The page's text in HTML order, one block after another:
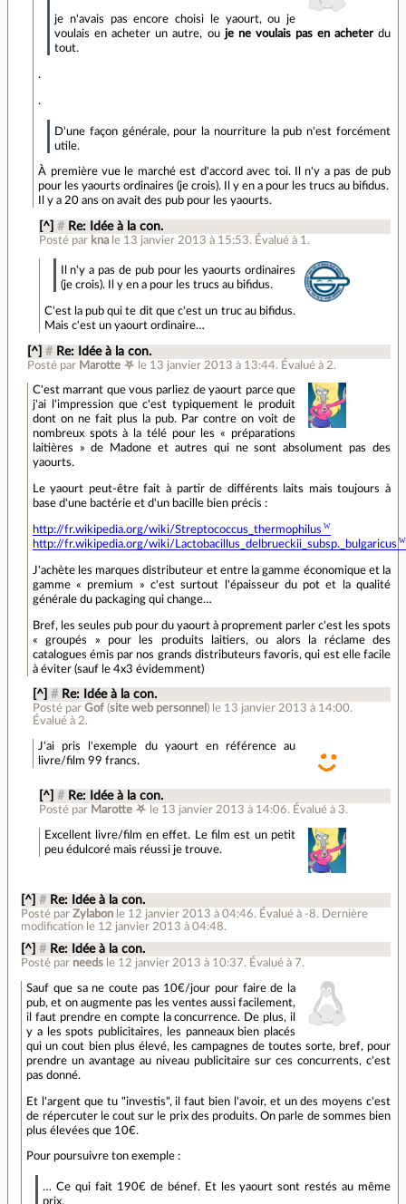
je n'avais pas encore choisi le yaourt, ou je
voulais en acheter un autre, ou je ne voulais pas en acheterdu
tout.
.
.
D'une façon générale, pour la nourriture la pub n'est forcément
utile.
À première vue le marché est d'accord avec toi. Il n'y a pas de pub
pour les yaourts ordinaires (je crois). Il y en a pour les trucs au bifidus.
Il y a 20 ans on avait des pub pour les yaourts.
[^] # Re: Idée à la con.
Posté par kna le 13 janvier 2013 à 15:53. Évalué à 1 .
Il n'y a pas de pub pour les yaourts ordinaires
(je crois). Il y en a pour les trucs au bifidus.
C'est la pub qui te dit que c'est un truc au bifidus.
Mais c'est un yaourt ordinaire…
[^] # Re: Idée à la con.
Posté par Marotte ⛧ le 13 janvier 2013 à 13:44. Évalué à 2.
C'est marrant que vous parliez de yaourt parce que
j'ai l'impression que c'est typiquement le produit
dont on ne fait plus la pub. Par contre on voit de
nombreux spots à la télé pour les « préparations
laitières » de Madone et autres qui ne sont absolument pas des
yaourts.
Le yaourt peut-être fait à partir de différents laits mais toujours à
base d'une bactérie et d'un bacille bien précis :
http://fr.wikipedia.org/wiki/Streptococcus_thermophilus
http://fr.wikipedia.org/wiki/Lactobacillus_delbrueckii_subsp._bulgaricus
J'achète les marques distributeur et entre la gamme économique et la
gamme « premium » c'est surtout l'épaisseur du pot et la qualité
générale du packaging qui change…
Bref, les seules pub pour du yaourt à proprement parler c'est les spots
« groupés » pour les produits laitiers, ou alors la réclame des
catalogues émis par nos grands distributeurs favoris, qui est elle facile
à éviter (sauf le 4x3 évidemment)
[^] # Re: Idée à la con.
Posté parGof (site web personnel ) le 13 janvier 2013 à 14:00.
Évalué à2.
J'ai pris l'exemple du yaourt en référence au
livre/film 99 francs.
[^] # Re: Idée à la con.
Posté par Marotte ⛧ le 13 janvier 2013 à 14:06. Évalué à 3.
Excellent livre/film en effet. Le film est un petit
peu édulcoré mais réussi je trouve.
[^] # Re: Idée à la con.
Posté parZylabon le 12 janvier 2013 à 04:46. Évalué à -8. Dernière
modification le 12 janvier 2013 à 04:48.
[^] # Re: Idée à la con.
Posté par needs le 12 janvier 2013 à 10:37. Évalué à7.
Sauf que sa ne coute pas 10€/jour pour faire de la
pub, et on augmente pas les ventes aussi facilement,
il faut prendre en compte la concurrence. De plus, il
y a les spots publicitaires, les panneaux bien placés
qui un cout bien plus élevé, les campagnes de toutes sorte, bref, pour
prendre un avantage au niveau publicitaire sur ces concurrents, c'est
pas donné.
Et l'argent que tu "investis", il faut bien l'avoir, et un des moyens c'est
de répercuter le cout sur le prix des produits. On parle de sommes bien
plus élevées que 10€.
Pour poursuivre ton exemple :
… Ce qui fait 190€ de bénef. Et les yaourt sont restés au même
prix.